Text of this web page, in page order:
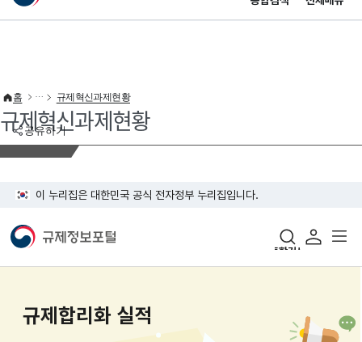
이 누리집은 대한민국 공식 전자정부 누리집입니다.
공유하기
홈 규제혁신과제현황
규제혁신과제현황